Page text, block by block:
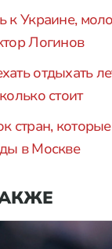
к Украине,
Логинов
отдыхать
стоит
стран,
в Москве